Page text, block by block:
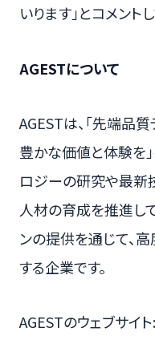
いります」とコメント
AGESTについて
AGESTは、「先端品
豊かな価値と体験を
ロジーの研究や最新
人材の育成を推進し
ンの提供を通じて、
する企業です。
AGESTのウェブサイト: